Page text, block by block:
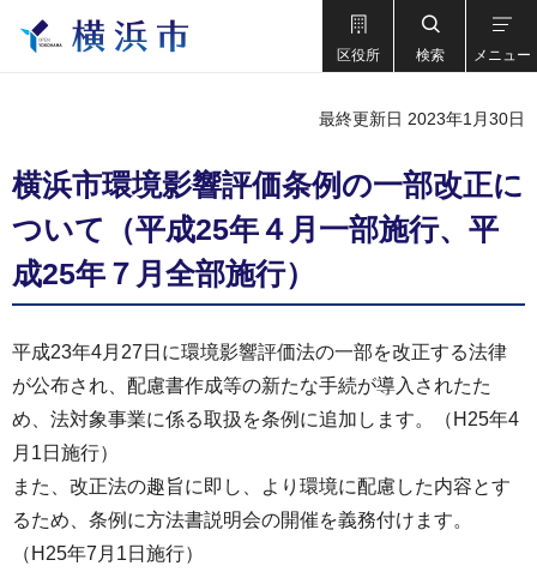
区役所 検索 メニュー
最終更新日 2023年1月30日
横浜市環境影響評価条例の一部改正に
ついて（平成25年４月一部施行、平
成25年７月全部施行）
平成23年4月27日に環境影響評価法の一部を改正する法律
が公布され、配慮書作成等の新たな手続が導入されたた
め、法対象事業に係る取扱を条例に追加します。（H25年4
月1日施行）
また、改正法の趣旨に即し、より環境に配慮した内容とす
るため、条例に方法書説明会の開催を義務付けます。
（H25年7月1日施行）